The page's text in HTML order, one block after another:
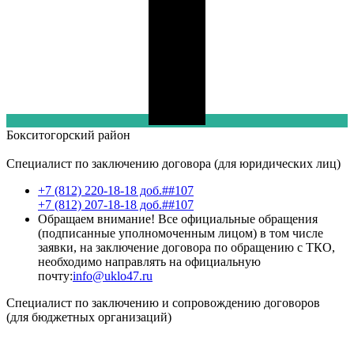
Бокситогорский район
Специалист по заключению договора (для юридических лиц)
+7 (812) 220-18-18 доб.##107
+7 (812) 207-18-18 доб.##107
Обращаем внимание! Все официальные обращения
(подписанные уполномоченным лицом) в том числе
заявки, на заключение договора по обращению с ТКО,
необходимо направлять на официальную
почту:info@uklo47.ru
Специалист по заключению и сопровождению договоров
(для бюджетных организаций)